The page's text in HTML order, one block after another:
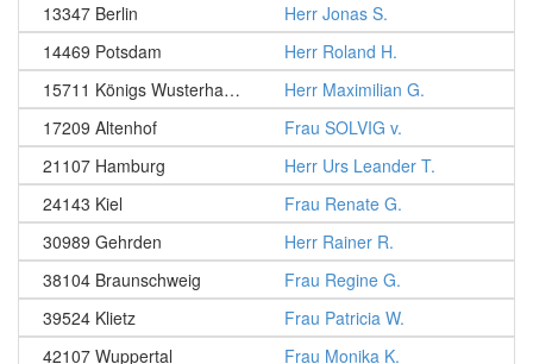
13347 Berlin
Herr Jonas S.
14469 Potsdam
Herr Roland H.
15711 Königs Wusterhausen
Herr Maximilian G.
17209 Altenhof
Frau SOLVIG v.
21107 Hamburg
Herr Urs Leander T.
24143 Kiel
Frau Renate G.
30989 Gehrden
Herr Rainer R.
38104 Braunschweig
Frau Regine G.
39524 Klietz
Frau Patricia W.
42107 Wuppertal
Frau Monika K.